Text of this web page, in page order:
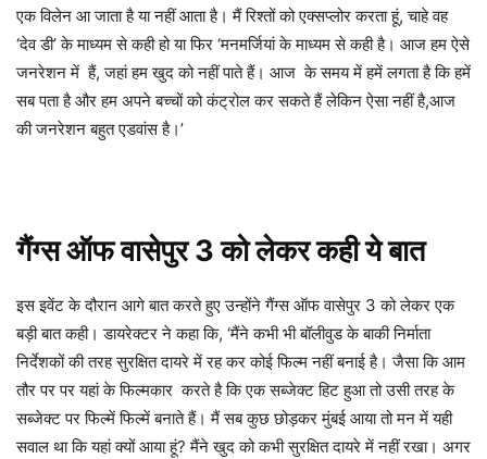
एक विलेन आ जाता है या नहीं आता है। मैं रिश्तों को एक्सप्लोर करता हूं, चाहे वह
‘देव डी’ के माध्यम से कही हो या फिर ‘मनमर्जियां के माध्यम से कही है। आज हम ऐसे
जनरेशन में हैं, जहां हम खुद को नहीं पाते हैं। आज के समय में हमें लगता है कि हमें
सब पता है और हम अपने बच्चों को कंट्रोल कर सकते हैं लेकिन ऐसा नहीं है,आज
की जनरेशन बहुत एडवांस है।’
गैंग्स ऑफ वासेपुर 3 को लेकर कही ये बात
इस इवेंट के दौरान आगे बात करते हुए उन्होंने गैंग्स ऑफ वासेपुर 3 को लेकर एक
बड़ी बात कही। डायरेक्टर ने कहा कि, ‘मैंने कभी भी बॉलीवुड के बाकी निर्माता
निर्देशकों की तरह सुरक्षित दायरे में रह कर कोई फिल्म नहीं बनाई है। जैसा कि आम
तौर पर पर यहां के फिल्मकार करते है कि एक सब्जेक्ट हिट हुआ तो उसी तरह के
सब्जेक्ट पर फिल्में फिल्में बनाते हैं। मैं सब कुछ छोड़कर मुंबई आया तो मन में यही
सवाल था कि यहां क्यों आया हूं? मैंने खुद को कभी सुरक्षित दायरे में नहीं रखा। अगर